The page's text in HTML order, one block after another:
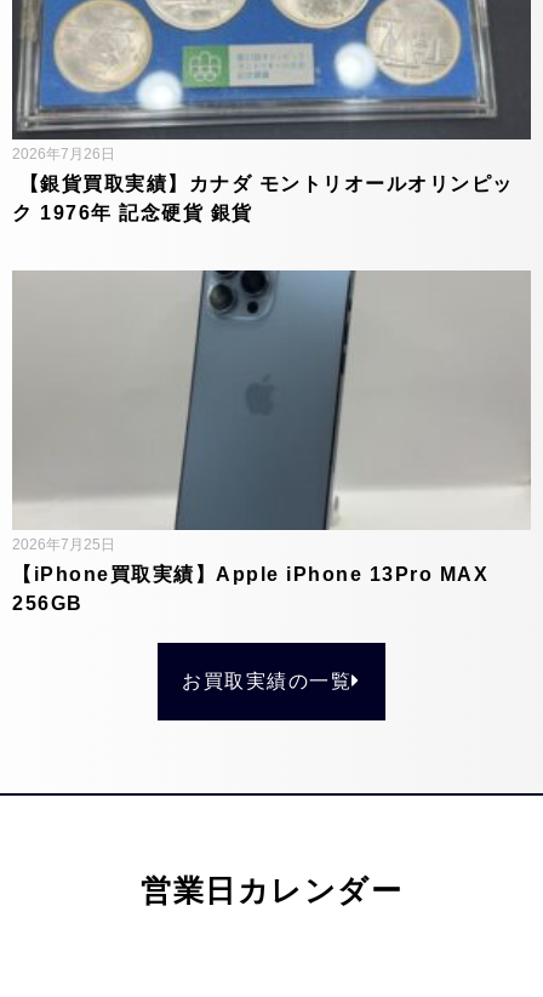
【銀貨買取実績】カナダ モントリオールオリンピッ
ク 1976年 記念硬貨 銀貨
2026年7月26日
【iPhone買取実績】Apple iPhone 13Pro MAX
256GB
2026年7月25日
お買取実績の一覧
営業日カレンダー